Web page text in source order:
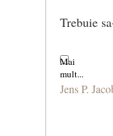
Trebuie
Jens P.